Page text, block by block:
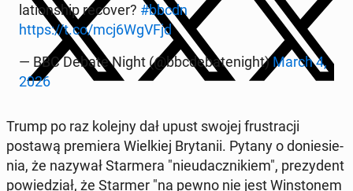
la­tion­ship recover? #bbcdn
https://t.co/mcj6WgVFjd
— BBC Debate Night (@bbc­de­ba­te­ni­ght)March 4,
2026
Trump po raz kolejny dał upust swojej fru­stra­cji
postawą pre­mie­ra Wiel­kiej Bry­ta­nii. Pytany o do­nie­sie­
nia, że nazywał Star­me­ra "nie­udacz­ni­kiem", pre­zy­dent
po­wie­dział, że Starmer "na pewno nie jest Win­sto­nem